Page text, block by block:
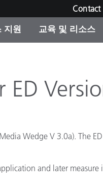
Contact
션
지원 교육 및 리소스
ED
Wedge V 3.0a). The
and later